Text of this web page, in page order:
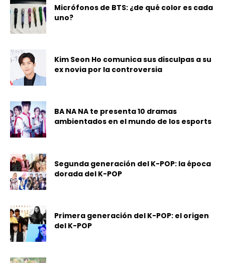
Micrófonos de BTS: ¿de qué color es cada
uno?
Kim Seon Ho comunica sus disculpas a su
ex novia por la controversia
BA NA NA te presenta 10 dramas
ambientados en el mundo de los esports
Segunda generación del K-POP: la época
dorada del K-POP
Primera generación del K-POP: el origen
del K-POP